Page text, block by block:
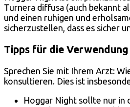
Turnera diffusa (auch bekannt
und einen ruhigen und
sicherzustellen, dass es sicher
Tipps für die Verwendung
Sprechen Sie mit Ihrem Arzt:
konsultieren. Dies ist
Hoggar Night sollte nur in